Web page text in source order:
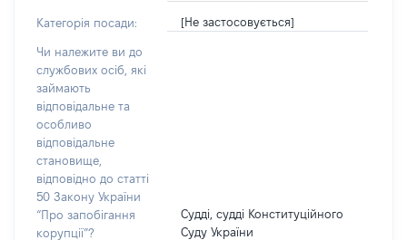
Категорія посади: [Не застосовується]
Чи належите ви до
службових осіб, які
займають
відповідальне та
особливо
відповідальне
становище,
відповідно до статті
50 Закону України
“Про запобігання
корупції”?
Судді, судді Конституційного
Суду України